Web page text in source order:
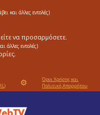
και άλλες εντολές)
να προσαρμόσετε.
άλλες εντολές)
⚙
Όροι Χρήσης και
Πολιτική Απορρήτου